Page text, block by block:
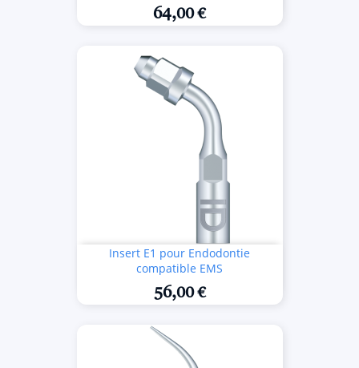
64,00 €
Insert E1 pour Endodontie
compatible EMS
56,00 €